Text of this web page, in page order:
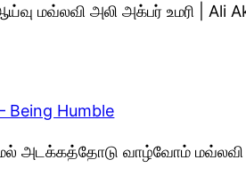
மவ்லவி அலி அக்பர் உமரி | Ali
Being Humble
அடக்கத்தோடு வாழ்வோம் மவ்லவி